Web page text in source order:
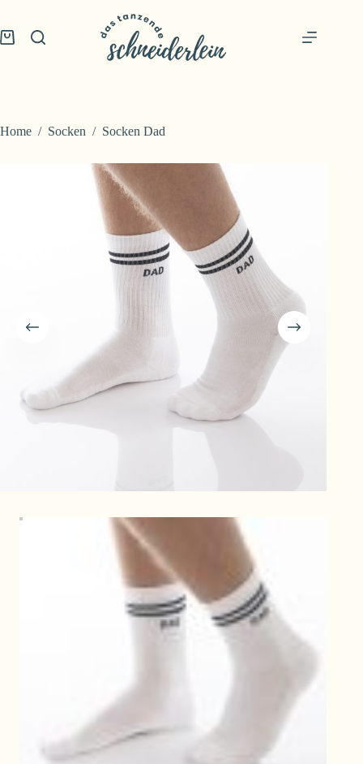
content
Shopping
Home / Socken / Socken Dad